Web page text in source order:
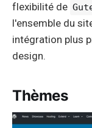
flexibilité de
l'ensemble du
intégration plus
design.
Thèmes